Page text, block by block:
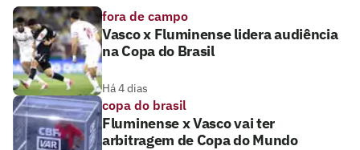
fora de campo
Vasco x Fluminense lidera audiência
na Copa do Brasil
Há 4 dias
copa do brasil
Fluminense x Vasco vai ter
arbitragem de Copa do Mundo